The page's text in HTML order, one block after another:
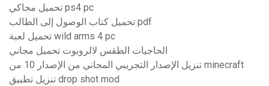
تحميل محاكي ps4 pc
تحميل كتاب الوصول إلى الطالب pdf
تحميل لعبة wild arms 4 pc
الحاجيات الطقس لالروبوت تحميل مجاني
تنزيل الإصدار التجريبي المجاني من الإصدار 10 من minecraft
تنزيل تطبيق drop shot mod